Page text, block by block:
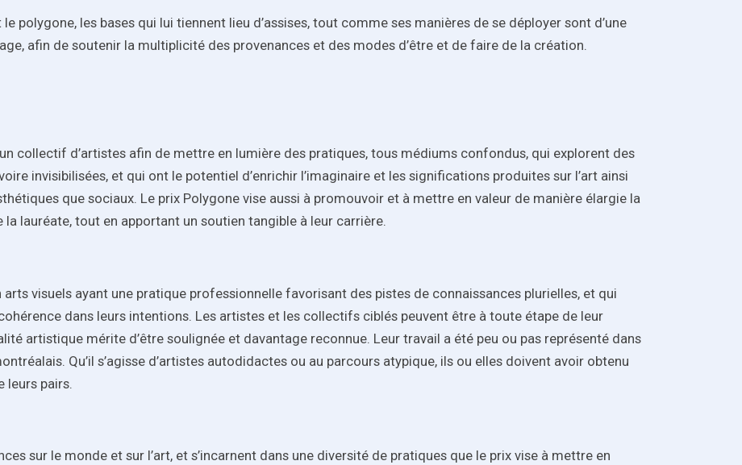
polygone, les bases qui lui tiennent lieu d’assises, tout comme ses manières de se déployer sont d’une
afin de soutenir la multiplicité des provenances et des modes d’être et de faire de la création.
collectif d’artistes afin de mettre en lumière des pratiques, tous médiums confondus, qui explorent des
invisibilisées, et qui ont le potentiel d’enrichir l’imaginaire et les significations produites sur l’art ainsi
que sociaux. Le prix Polygone vise aussi à promouvoir et à mettre en valeur de manière élargie la
lauréate, tout en apportant un soutien tangible à leur carrière.
visuels ayant une pratique professionnelle favorisant des pistes de connaissances plurielles, et qui
dans leurs intentions. Les artistes et les collectifs ciblés peuvent être à toute étape de leur
artistique mérite d’être soulignée et davantage reconnue. Leur travail a été peu ou pas représenté dans
Qu’il s’agisse d’artistes autodidactes ou au parcours atypique, ils ou elles doivent avoir obtenu
leurs pairs.
sur le monde et sur l’art, et s’incarnent dans une diversité de pratiques que le prix vise à mettre en